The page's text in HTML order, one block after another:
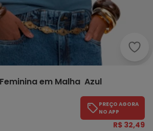
em Malha Azul
PREÇO AGORA
NO APP
R$ 32,49